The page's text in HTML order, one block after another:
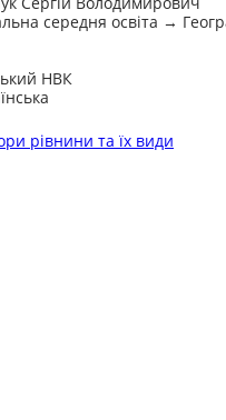
середня освіта →
НВК
рівнини та їх види